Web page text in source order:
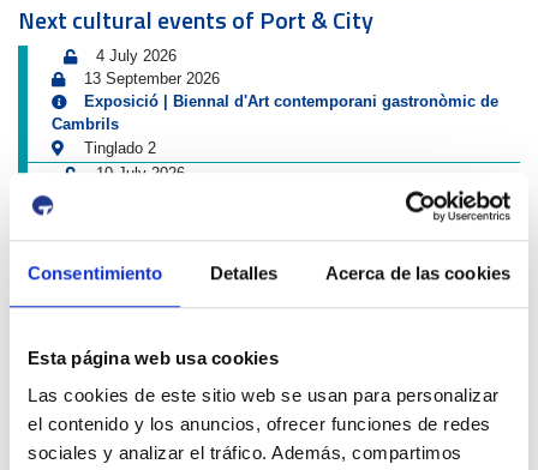
Consentimiento Detalles Acerca de las cookies
Esta página web usa cookies
Las cookies de este sitio web se usan para personalizar
el contenido y los anuncios, ofrecer funciones de redes
sociales y analizar el tráfico. Además, compartimos
Next cultural events of Port & City
4 July 2026
13 September 2026
Exposició | Biennal d'Art contemporani gastronòmic de
Cambrils
Tinglado 2
10 July 2026
Exposició | Boscos. Cartografies del temps i del gest
Refugi 1
26 June 2026
Exposició | El concurs de mestres romescaires en
Museu del Port
25 June 2026
Exposició | Històries d'amistat
Refugi 1